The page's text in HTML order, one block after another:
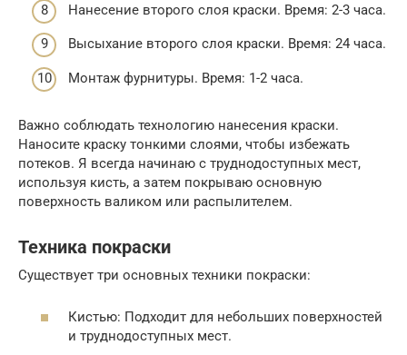
Нанесение второго слоя краски. Время: 2-3 часа.
Высыхание второго слоя краски. Время: 24 часа.
Монтаж фурнитуры. Время: 1-2 часа.
Важно соблюдать технологию нанесения краски.
Наносите краску тонкими слоями, чтобы избежать
потеков. Я всегда начинаю с труднодоступных мест,
используя кисть, а затем покрываю основную
поверхность валиком или распылителем.
Техника покраски
Существует три основных техники покраски:
Кистью: Подходит для небольших поверхностей
и труднодоступных мест.